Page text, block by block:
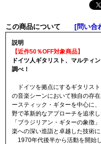
この商品について [問い合
説明
【近作50％OFF対象商品】
ドイツ人ギタリスト、マルティ
調べ！
ドイツを拠点にするギタリス
の音楽シーンにおいて独自の存
ースティック・ギターを中心に
野で革新的なアプローチを追求
「ブラジリアン・ギターの象徴
楽への深い造詣と卓越した技術
1970年代後半から活動を開始